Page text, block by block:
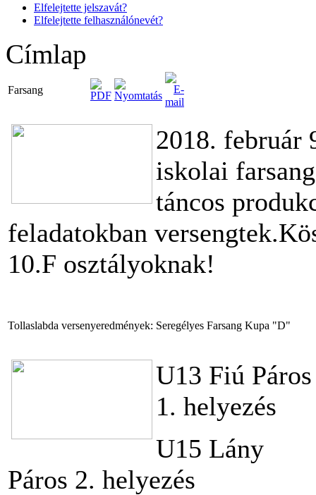
Elfelejtette jelszavát?
Elfelejtette felhasználónevét?
Címlap
Farsang
2018. február
iskolai
táncos
feladatokban
10.F osztályoknak!
Tollaslabda versenyeredmények: Seregélyes Farsang Kupa "D"
U13 Fiú Páros
1. helyezés
U15 Lány
Páros 2. helyezés